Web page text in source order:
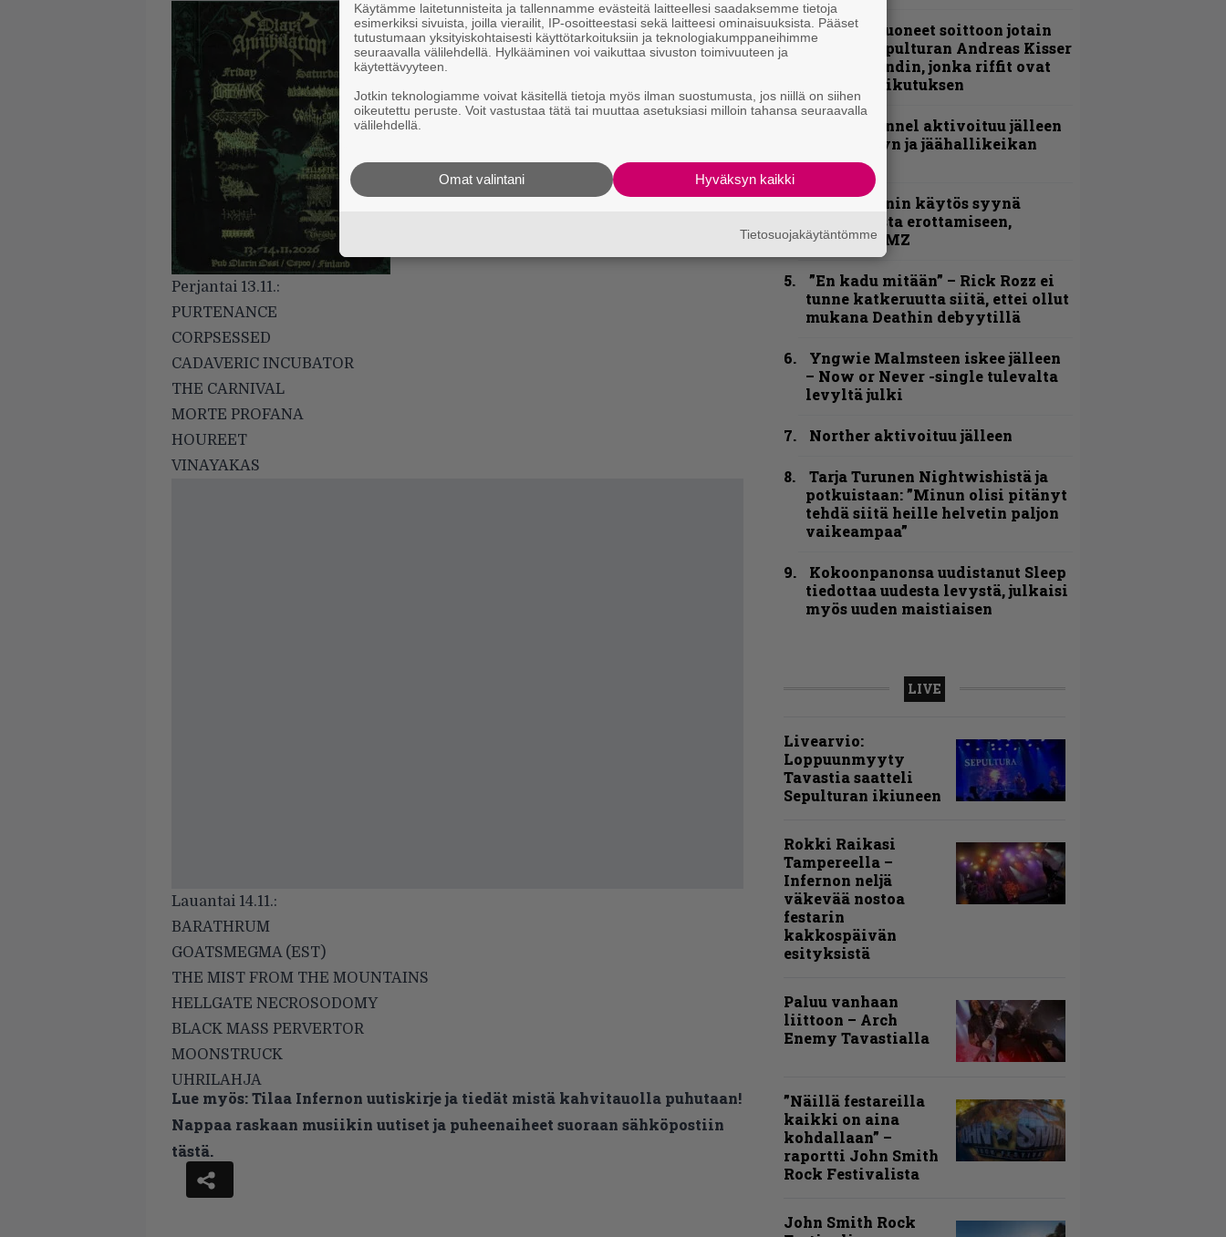
Perjantai 13.11.:
PURTENANCE
CORPSESSED
CADAVERIC INCUBATOR
THE CARNIVAL
MORTE PROFANA
HOUREET
VINAYAKAS
Lauantai 14.11.:
BARATHRUM
GOATSMEGMA (EST)
THE MIST FROM THE MOUNTAINS
HELLGATE NECROSODOMY
BLACK MASS PERVERTOR
MOONSTRUCK
UHRILAHJA
Lue myös:Tilaa Infernon uutiskirje ja tiedät mistä kahvitauolla puhutaan!
Nappaa raskaan musiikin uutiset ja puheenaiheet suoraan sähköpostiin
tästä.
”He ovat tuoneet soittoon jotain
uutta” – Sepulturan Andreas Kisser
nimeää bändin, jonka riffit ovat
tehneet vaikutuksen
Blind Channel aktivoituu jälleen
uuden levyn ja jäähallikeikan
merkeissä
Sid Wilsonin käytös syynä
Slipknotista erottamiseen,
raportoi TMZ
”En kadu mitään” – Rick Rozz ei
tunne katkeruutta siitä, ettei ollut
mukana Deathin debyytillä
Yngwie Malmsteen iskee jälleen
– Now or Never -single tulevalta
levyltä julki
Norther aktivoituu jälleen
Tarja Turunen Nightwishistä ja
potkuistaan: ”Minun olisi pitänyt
tehdä siitä heille helvetin paljon
vaikeampaa”
Kokoonpanonsa uudistanut Sleep
tiedottaa uudesta levystä, julkaisi
myös uuden maistiaisen
LIVE
Livearvio:
Loppuunmyyty
Tavastia saatteli
Sepulturan ikiuneen
Rokki Raikasi
Tampereella –
Infernon neljä
väkevää nostoa
festarin
kakkospäivän
esityksistä
Paluu vanhaan
liittoon – Arch
Enemy Tavastialla
”Näillä festareilla
kaikki on aina
kohdallaan” –
raportti John Smith
Rock Festivalista
John Smith Rock
Käytämme laitetunnisteita ja tallennamme evästeitä laitteellesi saadaksemme tietoja
esimerkiksi sivuista, joilla vierailit, IP-osoitteestasi sekä laitteesi ominaisuuksista. Pääset
tutustumaan yksityiskohtaisesti käyttötarkoituksiin ja teknologiakumppaneihimme
seuraavalla välilehdellä. Hylkääminen voi vaikuttaa sivuston toimivuuteen ja
käytettävyyteen.
Jotkin teknologiamme voivat käsitellä tietoja myös ilman suostumusta, jos niillä on siihen
oikeutettu peruste. Voit vastustaa tätä tai muuttaa asetuksiasi milloin tahansa seuraavalla
välilehdellä.
Hyväksyn kaikki
Omat valintani
Tietosuojakäytäntömme